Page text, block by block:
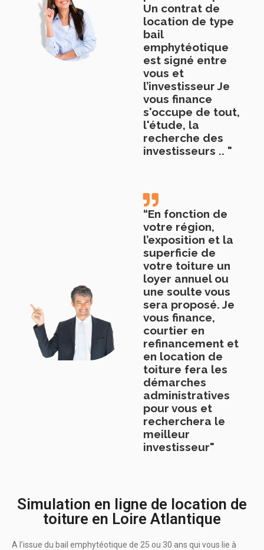
Un contrat de
location de type
bail
emphytéotique
est signé entre
vous et
l’investisseur Je
vous finance
s'occupe de tout,
l'étude, la
recherche des
investisseurs .. "
“En fonction de
votre région,
l’exposition et la
superficie de
votre toiture un
loyer annuel ou
une soulte vous
sera proposé. Je
vous finance,
courtier en
refinancement et
en location de
toiture fera les
démarches
administratives
pour vous et
recherchera le
meilleur
investisseur"
Simulation en ligne de location de
toiture en Loire Atlantique
A l’issue du bail emphytéotique de 25 ou 30 ans qui vous lie à